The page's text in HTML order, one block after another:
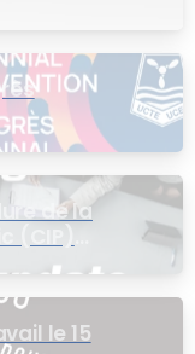
de la
(CIP)
le 15